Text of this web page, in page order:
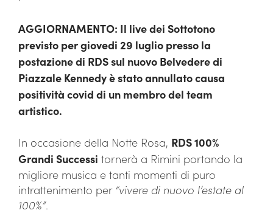
AGGIORNAMENTO: Il live dei Sottotono
previsto per giovedi 29 luglio presso la
postazione di RDS sul nuovo Belvedere di
Piazzale Kennedy è stato annullato causa
positività covid di un membro del team
artistico.
In occasione della Notte Rosa, RDS 100%
Grandi Successi tornerà a Rimini portando la
migliore musica e tanti momenti di puro
intrattenimento per “vivere di nuovo l’estate al
100%”.